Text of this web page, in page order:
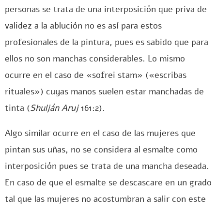
personas se trata de una interposición que priva de
validez a la ablución no es así para estos
profesionales de la pintura, pues es sabido que para
ellos no son manchas considerables. Lo mismo
ocurre en el caso de «sofrei stam» («escribas
rituales») cuyas manos suelen estar manchadas de
tinta (Shulján Aruj161:2).
Algo similar ocurre en el caso de las mujeres que
pintan sus uñas, no se considera al esmalte como
interposición pues se trata de una mancha deseada.
En caso de que el esmalte se descascare en un grado
tal que las mujeres no acostumbran a salir con este